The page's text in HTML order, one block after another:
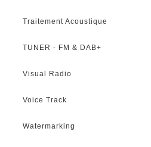
Traitement Acoustique
TUNER - FM & DAB+
Visual Radio
Voice Track
Watermarking